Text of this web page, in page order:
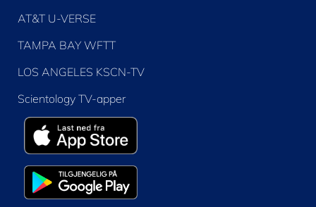
AT&T U-VERSE
TAMPA BAY WFTT
LOS ANGELES KSCN-TV
Scientology TV-apper